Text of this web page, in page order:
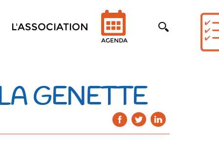
L'ASSOCIATION
AGENDA
GENETTE